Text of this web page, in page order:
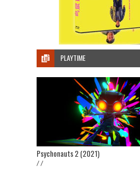
PLAYTIME
Psychonauts 2 (2021)
/ /